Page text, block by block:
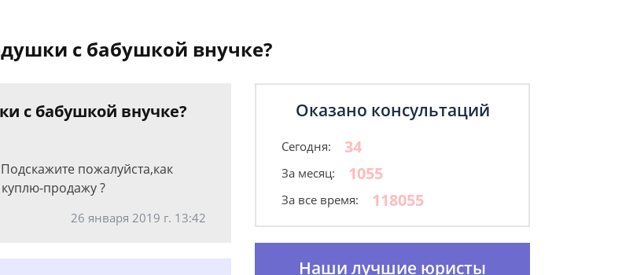
с бабушкой внучке?
с бабушкой внучке?
пожалуйста,как
продажу ?
26 января 2019 г. 13:42
Оказано консультаций
Сегодня: 34
За месяц: 1055
За все время: 118055
Наши лучшие юристы